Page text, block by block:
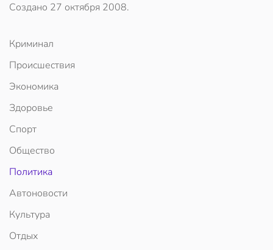
Создано 27 октября 2008.
Криминал
Происшествия
Экономика
Здоровье
Спорт
Общество
Политика
Автоновости
Культура
Отдых